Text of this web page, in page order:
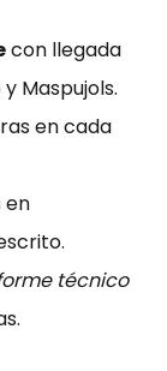
con llegada
Maspujols.
en cada
en
técnico